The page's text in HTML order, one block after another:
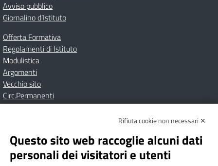
Avviso pubblico
Giornalino d’Istituto
Offerta Formativa
Regolamenti di Istituto
Modulistica
Argomenti
Vecchio sito
Circ.Permanenti
Albo onlinePrivacy Policy
Dichiarazione di accessibilità
Note Legali
Rifiuta cookie non necessari ✕
Questo sito web raccoglie alcuni dati
personali dei visitatori e utenti